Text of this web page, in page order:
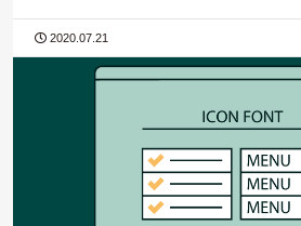
2020.07.21